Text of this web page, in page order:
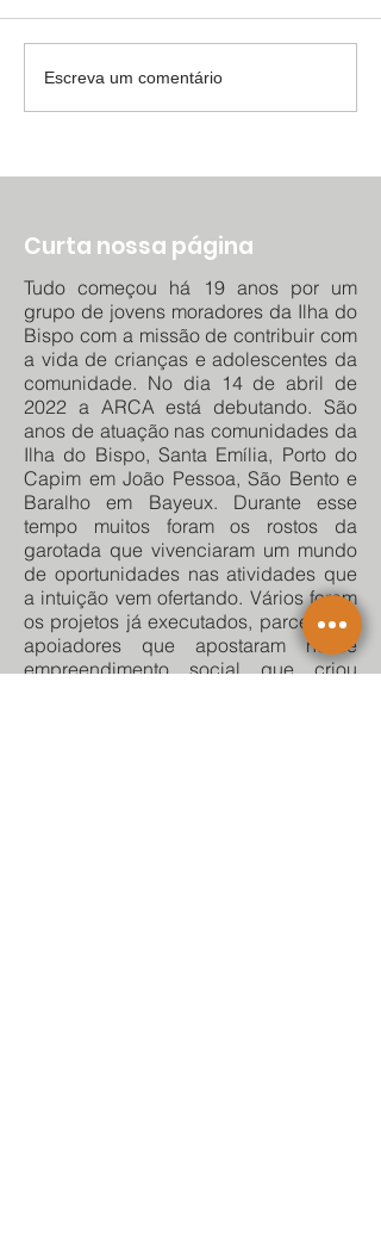
Escreva um comentário
Curta nossa página
Tudo começou há 19 anos por um
grupo de jovens moradores da Ilha do
Bispo com a missão de contribuir com
a vida de crianças e adolescentes da
comunidade. No dia 14 de abril de
2022 a ARCA está debutando. São
anos de atuação nas comunidades da
Ilha do Bispo, Santa Emília, Porto do
Capim em João Pessoa, São Bento e
Baralho em Bayeux. Durante esse
tempo muitos foram os rostos da
garotada que vivenciaram um mundo
de oportunidades nas atividades que
a intuição vem ofertando. Vários foram
os projetos já executados, parceiros e
apoiadores que apostaram nesse
empreendimento social que criou